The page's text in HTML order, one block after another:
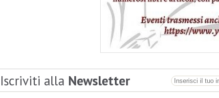
Iscriviti alla Newsletter